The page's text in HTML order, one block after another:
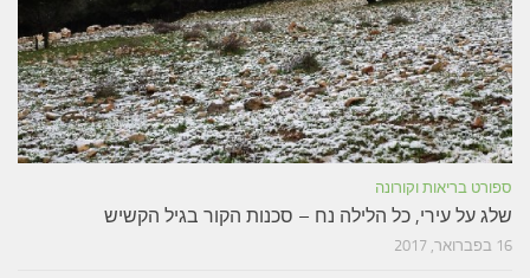
ספורט בריאות וקורונה
שלג על עירי, כל הלילה נח – סכנות הקור בגיל הקשיש
16 בפברואר, 2017